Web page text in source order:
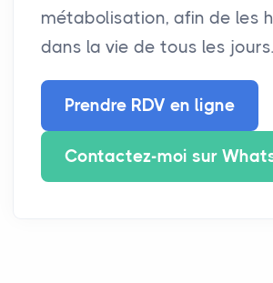
métabolisation, afin de les
dans la vie de tous les jours.
Prendre RDV en ligne
Contactez-moi sur